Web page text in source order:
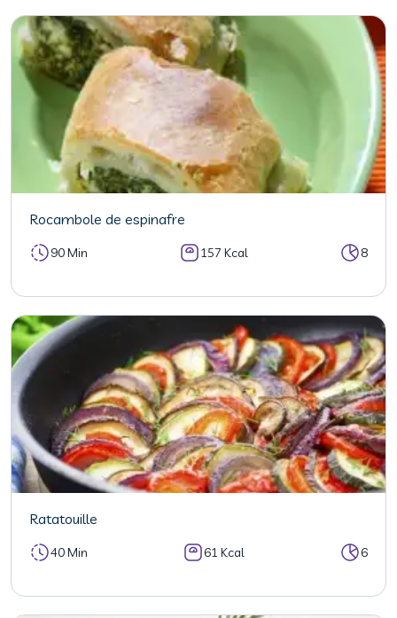
Rocambole de espinafre
90 Min 157 Kcal 8
Ratatouille
40 Min 61 Kcal 6